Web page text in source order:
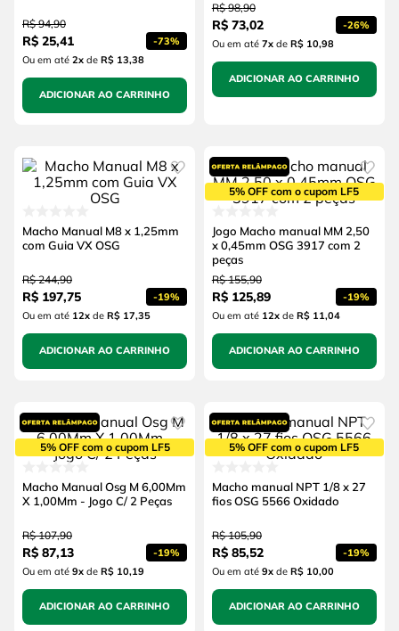
R$ 94,90
R$ 25,41 -73%
Ou em até 2xde R$ 13,38
ADICIONAR AO CARRINHO
R$ 98,90
R$ 73,02 -26%
Ou em até 7xde R$ 10,98
ADICIONAR AO CARRINHO
Macho Manual M8 x 1,25mm
com Guia VX OSG
R$ 244,90
R$ 197,75 -19%
Ou em até 12xde R$ 17,35
ADICIONAR AO CARRINHO
5% OFF com o cupom LF5
Jogo Macho manual MM 2,50
x 0,45mm OSG 3917 com 2
peças
R$ 155,90
R$ 125,89 -19%
Ou em até 12xde R$ 11,04
ADICIONAR AO CARRINHO
5% OFF com o cupom LF5
Macho Manual Osg M 6,00Mm
X 1,00Mm - Jogo C/ 2 Peças
R$ 107,90
R$ 87,13 -19%
Ou em até 9xde R$ 10,19
ADICIONAR AO CARRINHO
5% OFF com o cupom LF5
Macho manual NPT 1/8 x 27
fios OSG 5566 Oxidado
R$ 105,90
R$ 85,52 -19%
Ou em até 9xde R$ 10,00
ADICIONAR AO CARRINHO